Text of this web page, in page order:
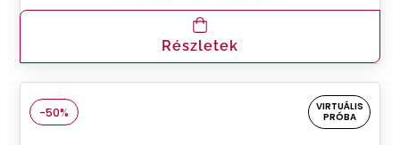
Részletek
-50%
VIRTUÁLIS
PRÓBA